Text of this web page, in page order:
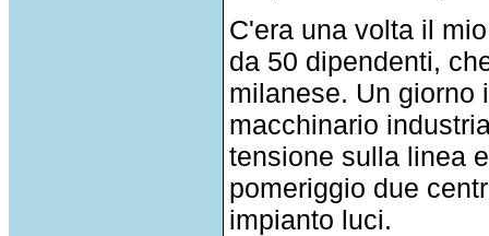
C'era una volta il
da 50 dipendenti,
milanese. Un giorno
macchinario
tensione sulla linea
pomeriggio due
impianto luci.